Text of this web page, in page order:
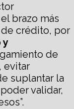
brazo más
crédito, por
y
de
evitar
suplantar la
validar,